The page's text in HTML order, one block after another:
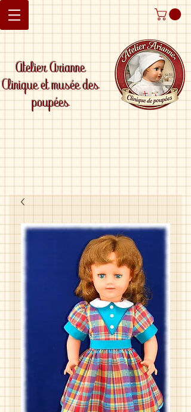
Atelier Arianne
Clinique et musée des
poupées